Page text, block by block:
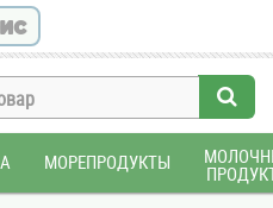
МОРЕПРОДУКТЫ